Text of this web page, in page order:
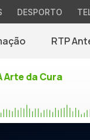
DESPORTO
RTP
Arte da Cura